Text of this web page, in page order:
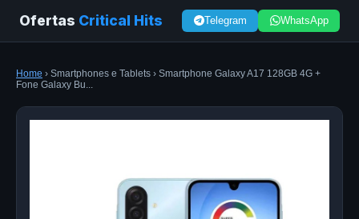
Ofertas Critical Hits Telegram WhatsApp
Home › Smartphones e Tablets › Smartphone Galaxy A17 128GB 4G +
Fone Galaxy Bu...